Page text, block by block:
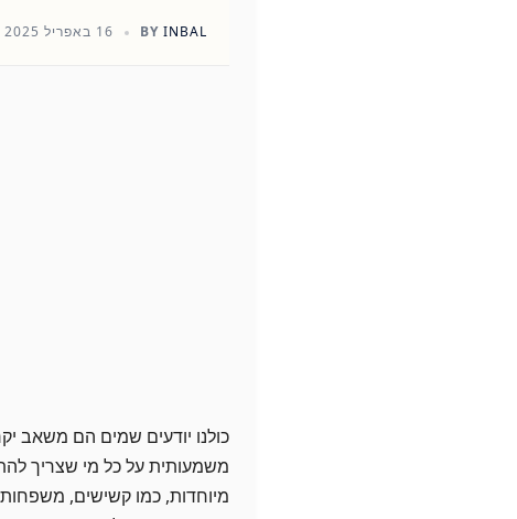
BY INBAL 16 באפריל 2025
כולנו יודעים שמים הם משאב
משמעותית על כל מי שצריך
מיוחדות, כמו קשישים, משפחות